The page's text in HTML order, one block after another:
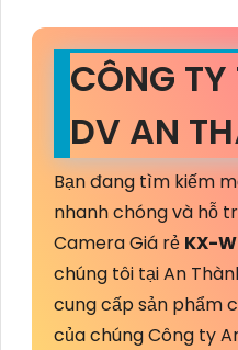
CÔNG
DV AN
Bạn đang tìm kiếm
nhanh chóng và hỗ
Camera Giá rẻ KX-
chúng tôi tại An
cung cấp sản phẩm
của chúng Công ty